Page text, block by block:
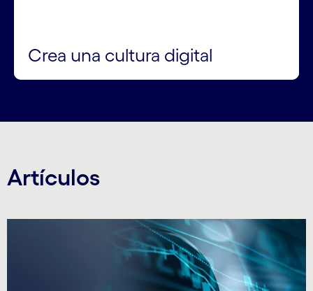
Crea una cultura digital
Artículos